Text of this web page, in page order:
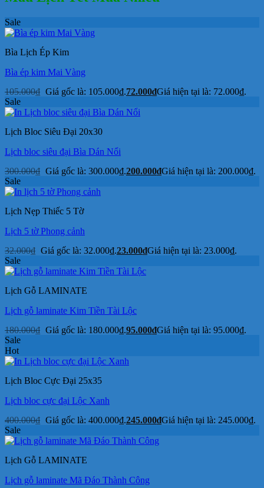
Sale
Bìa Lịch Ép Kim
Bìa ép kim Mai Vàng
105.000₫ Giá gốc là: 105.000₫.72.000₫Giá hiện tại là: 72.000₫.
Sale
Lịch Bloc Siêu Đại 20x30
Lịch bloc siêu đại Bìa Dán Nổi
300.000₫ Giá gốc là: 300.000₫.200.000₫Giá hiện tại là: 200.000₫.
Sale
Lịch Nẹp Thiếc 5 Tờ
Lịch 5 tờ Phong cảnh
32.000₫ Giá gốc là: 32.000₫.23.000₫Giá hiện tại là: 23.000₫.
Sale
Lịch Gỗ LAMINATE
Lịch gỗ laminate Kim Tiền Tài Lộc
180.000₫ Giá gốc là: 180.000₫.95.000₫Giá hiện tại là: 95.000₫.
Sale
Hot
Lịch Bloc Cực Đại 25x35
Lịch bloc cực đại Lộc Xanh
400.000₫ Giá gốc là: 400.000₫.245.000₫Giá hiện tại là: 245.000₫.
Sale
Lịch Gỗ LAMINATE
Lịch gỗ laminate Mã Đáo Thành Công